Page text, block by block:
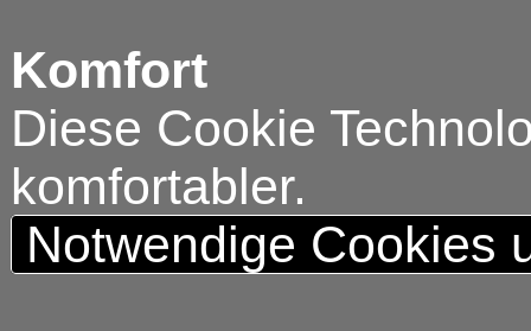
Komfort
Diese Cookie
komfortabler.
Notwendige Cookies